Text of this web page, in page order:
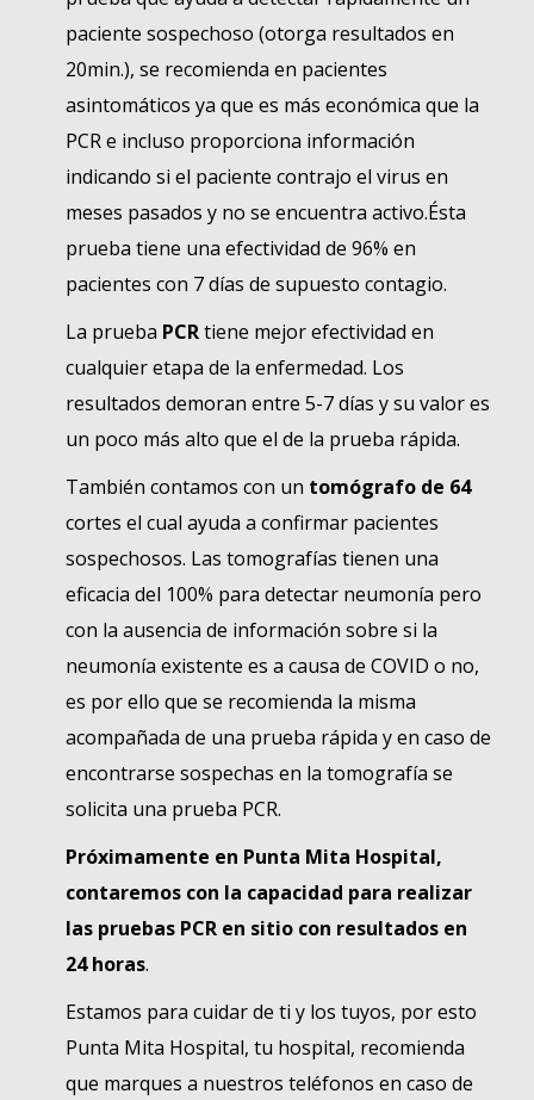
paciente sospechoso (otorga resultados en
20min.), se recomienda en pacientes
asintomáticos ya que es más económica que la
PCR e incluso proporciona información
indicando si el paciente contrajo el virus en
meses pasados y no se encuentra activo.Ésta
prueba tiene una efectividad de 96% en
pacientes con 7 días de supuesto contagio.
La prueba PCRtiene mejor efectividad en
cualquier etapa de la enfermedad. Los
resultados demoran entre 5-7 días y su valor es
un poco más alto que el de la prueba rápida.
También contamos con un tomógrafo de 64
cortes el cual ayuda a confirmar pacientes
sospechosos. Las tomografías tienen una
eficacia del 100% para detectar neumonía pero
con la ausencia de información sobre si la
neumonía existente es a causa de COVID o no,
es por ello que se recomienda la misma
acompañada de una prueba rápida y en caso de
encontrarse sospechas en la tomografía se
solicita una prueba PCR.
Próximamente en Punta Mita Hospital,
contaremos con la capacidad para realizar
las pruebas PCR en sitio con resultados en
24 horas.
Estamos para cuidar de ti y los tuyos, por esto
Punta Mita Hospital, tu hospital, recomienda
que marques a nuestros teléfonos en caso de